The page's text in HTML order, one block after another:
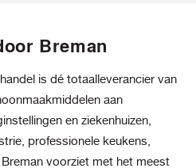
Breman
is dé totaalleverancier van
aan
en ziekenhuizen,
professionele keukens,
voorziet met het meest